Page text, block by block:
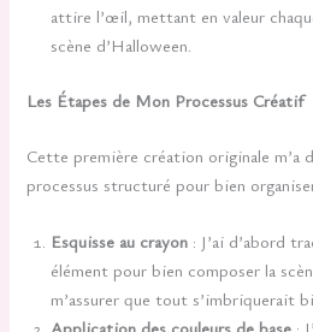
attire l’œil, mettant en valeur
scène d’Halloween.
Les Étapes de Mon Processus Créatif
Cette première création originale m’a
processus structuré pour bien
Esquisse au crayon : J’ai d’abord
élément pour bien composer la
m’assurer que tout s’imbriquerait